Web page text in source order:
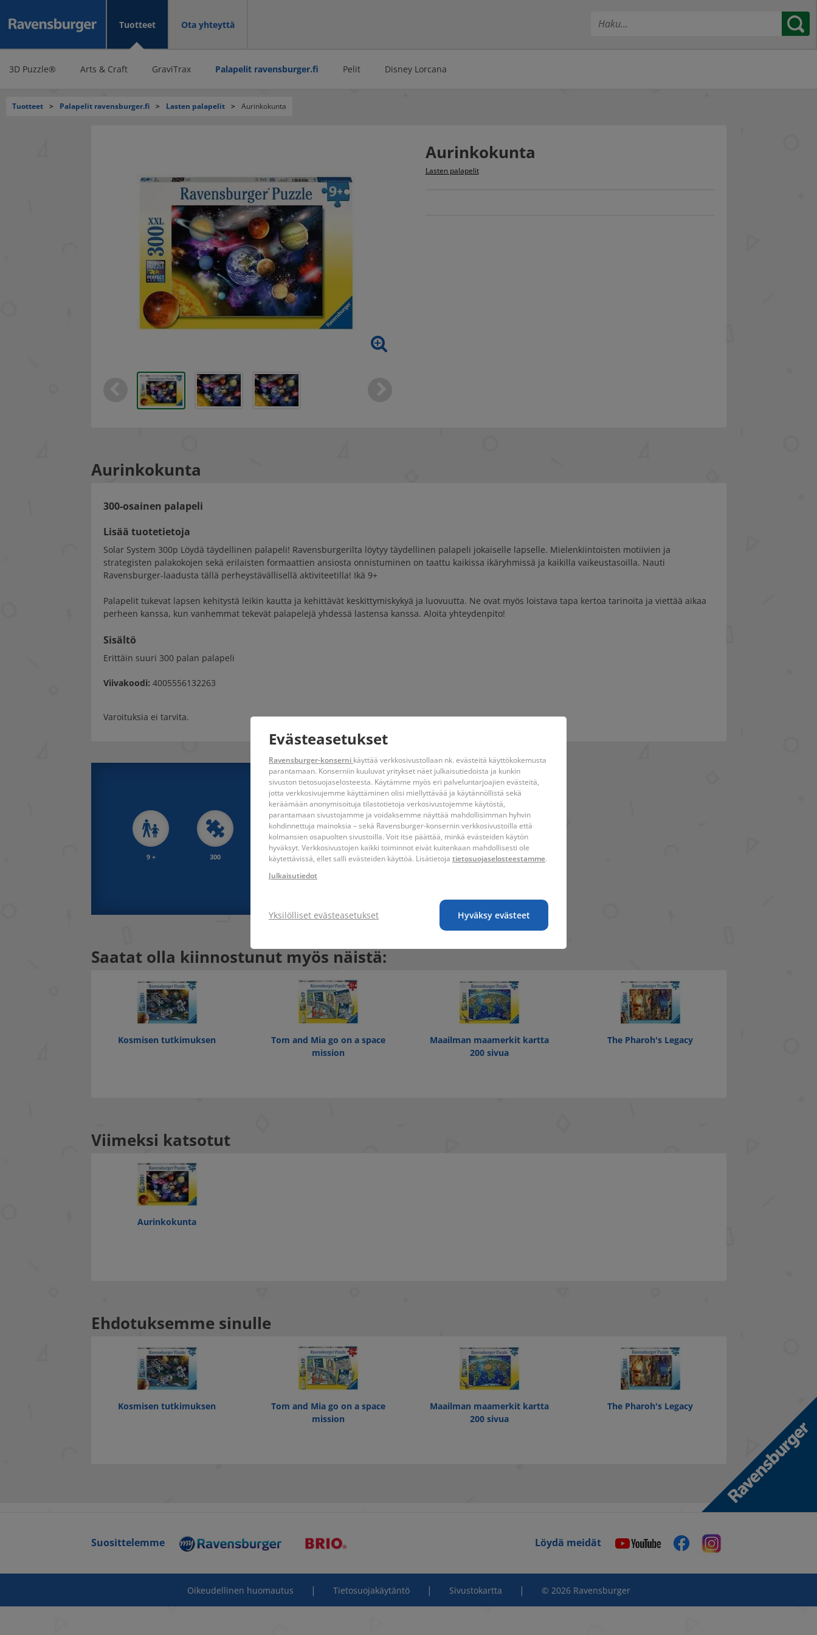
Tuotteet
3D Puzzle® Arts & Craft GraviTrax Palapelit ravensburger.fi Pelit Disney Lorcana
Ota yhteyttä
Tuotteet > Palapelit ravensburger.fi > Lasten palapelit > Aurinkokunta
Aurinkokunta
Lasten palapelit
Aurinkokunta
300-osainen palapeli
Lisää tuotetietoja
Solar System 300p Löydä täydellinen palapeli! Ravensburgerilta löytyy täydellinen palapeli jokaiselle lapselle. Mielenkiintoisten motiivien ja
strategisten palakokojen sekä erilaisten formaattien ansiosta onnistuminen on taattu kaikissa ikäryhmissä ja kaikilla vaikeustasoilla. Nauti
Ravensburger-laadusta tällä perheystävällisellä aktiviteetilla! Ikä 9+
Palapelit tukevat lapsen kehitystä leikin kautta ja kehittävät keskittymiskykyä ja luovuutta. Ne ovat myös loistava tapa kertoa tarinoita ja viettää aikaa
perheen kanssa, kun vanhemmat tekevät palapelejä yhdessä lastensa kanssa. Aloita yhteydenpito!
Sisältö
Erittäin suuri 300 palan palapeli
Viivakoodi: 4005556132263
Varoituksia ei tarvita.
9 + 300 34 x 23 x 4 cm 49 x 36 x 0,2 cm
Samankaltaisia aiheita
Astronautit
Maailmankaikkeus
Saatat olla kiinnostunut myös näistä:
Kosmisen tutkimuksen
Tom and Mia go on a space
mission
Maailman maamerkit kartta
200 sivua
The Pharoh's Legacy
Viimeksi katsotut
Aurinkokunta
Ehdotuksemme sinulle
Kosmisen tutkimuksen
Tom and Mia go on a space
mission
Maailman maamerkit kartta
200 sivua
The Pharoh's Legacy
Suosittelemme Löydä meidät
Oikeudellinen huomautus | Tietosuojakäytäntö | Sivustokartta | © 2026 Ravensburger
Evästeasetukset
Ravensburger-konserni käyttää verkkosivustollaan nk. evästeitä käyttökokemusta
parantamaan. Konserniin kuuluvat yritykset näet julkaisutiedoista ja kunkin
sivuston tietosuojaselosteesta. Käytämme myös eri palveluntarjoajien evästeitä,
jotta verkkosivujemme käyttäminen olisi miellyttävää ja käytännöllistä sekä
keräämään anonymisoituja tilastotietoja verkosivustojemme käytöstä,
parantamaan sivustojamme ja voidaksemme näyttää mahdollisimman hyhvin
kohdinnettuja mainoksia – sekä Ravensburger-konsernin verkkosivustoilla että
kolmansien osapuolten sivustoilla. Voit itse päättää, minkä evästeiden käytön
hyväksyt. Verkkosivustojen kaikki toiminnot eivät kuitenkaan mahdollisesti ole
käytettävissä, ellet salli evästeiden käyttöä. Lisätietoja tietosuojaselosteestamme.
Julkaisutiedot
Hyväksy evästeet
Yksilölliset evästeasetukset